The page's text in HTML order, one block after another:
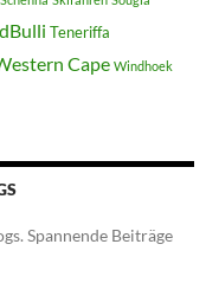
Teneriffa
Cape Windhoek
Spannende Beiträge